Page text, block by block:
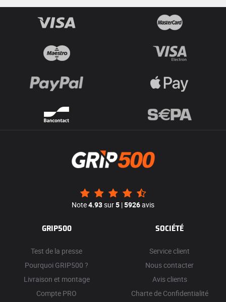
Note4.93sur5 |5926avis
GRIP500
Test de la presse
Pourquoi GRIP500 ?
Livraison et montage
Compte PRO
SOCIÉTÉ
Service client
Nous contacter
Avis clients
Charte de Confidentialité